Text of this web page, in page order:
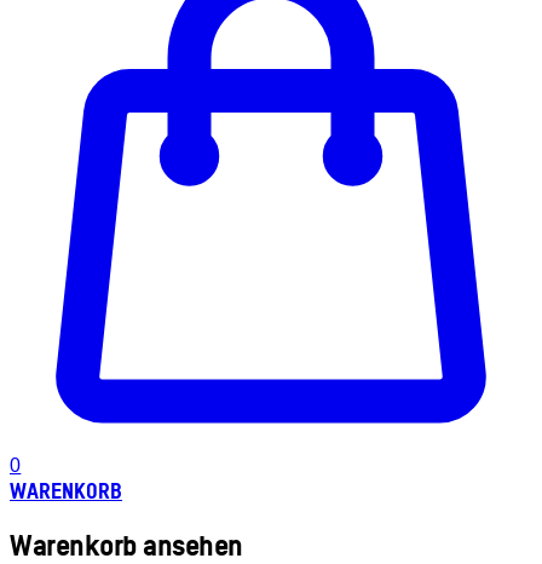
0
WARENKORB
Warenkorb ansehen